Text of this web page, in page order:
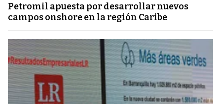
Petromil apuesta por desarrollar nuevos
campos onshore en la región Caribe